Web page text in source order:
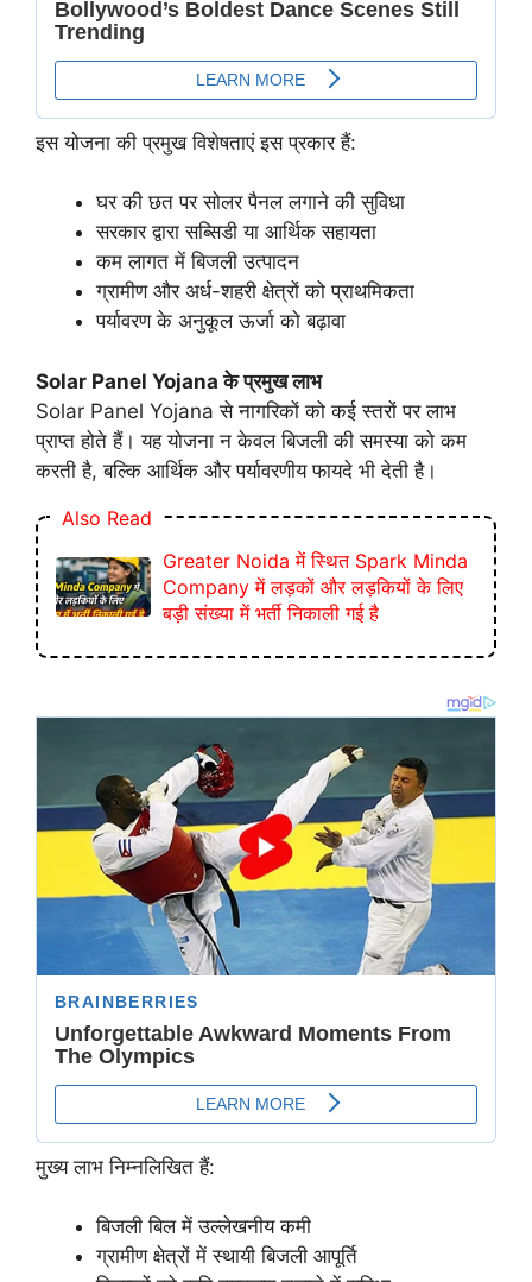
इस योजना की प्रमुख विशेषताएं इस प्रकार हैं:
घर की छत पर सोलर पैनल लगाने की सुविधा
सरकार द्वारा सब्सिडी या आर्थिक सहायता
कम लागत में बिजली उत्पादन
ग्रामीण और अर्ध-शहरी क्षेत्रों को प्राथमिकता
पर्यावरण के अनुकूल ऊर्जा को बढ़ावा
Solar Panel Yojana के प्रमुख लाभ
Solar Panel Yojana से नागरिकों को कई स्तरों पर लाभ
प्राप्त होते हैं। यह योजना न केवल बिजली की समस्या को कम
करती है, बल्कि आर्थिक और पर्यावरणीय फायदे भी देती है।
Also Read
Greater Noida में स्थित Spark Minda
Company में लड़कों और लड़कियों के लिए
बड़ी संख्या में भर्ती निकाली गई है
मुख्य लाभ निम्नलिखित हैं:
बिजली बिल में उल्लेखनीय कमी
ग्रामीण क्षेत्रों में स्थायी बिजली आपूर्ति